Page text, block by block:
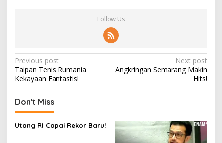
Follow Us
Post
navigation
Previous post
Taipan Tenis Rumania
Kekayaan Fantastis!
Next post
Angkringan Semarang Makin
Hits!
Don't Miss
Utang RI Capai Rekor Baru!